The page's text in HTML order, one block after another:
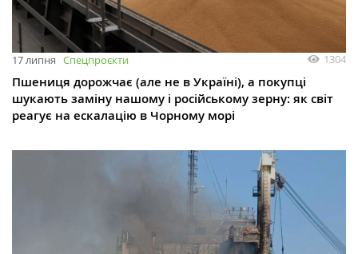
17 липня Спецпроєкти 1304
Пшениця дорожчає (але не в Україні), а покупці
шукають заміну нашому і російському зерну: як світ
реагує на ескалацію в Чорному морі